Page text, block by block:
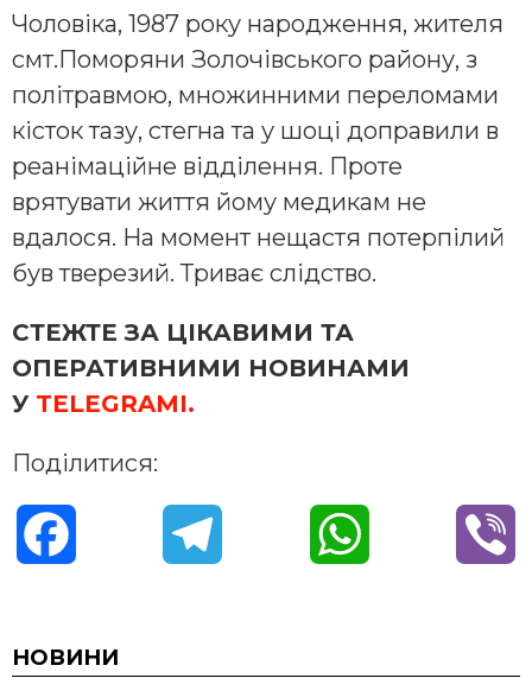
Чоловіка, 1987 року народження, жителя
смт.Поморяни Золочівського району, з
політравмою, множинними переломами
кісток тазу, стегна та у шоці доправили в
реанімаційне відділення. Проте
врятувати життя йому медикам не
вдалося. На момент нещастя потерпілий
був тверезий. Триває слідство.
СТЕЖТЕ ЗА ЦІКАВИМИ ТА
ОПЕРАТИВНИМИ НОВИНАМИ
У TELEGRAMІ.
Поділитися:
c
НОВИНИ